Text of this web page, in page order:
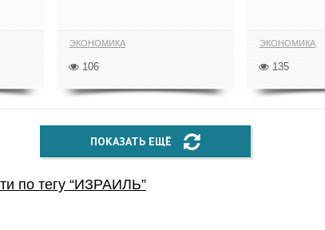
ЭКОНОМИКА
106
ЭКОНОМИКА
135
ПОКАЗАТЬ ЕЩЁ
по тегу “ИЗРАИЛЬ”